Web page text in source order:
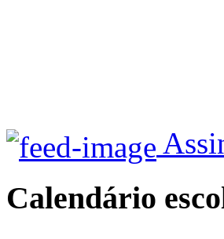
Calendário